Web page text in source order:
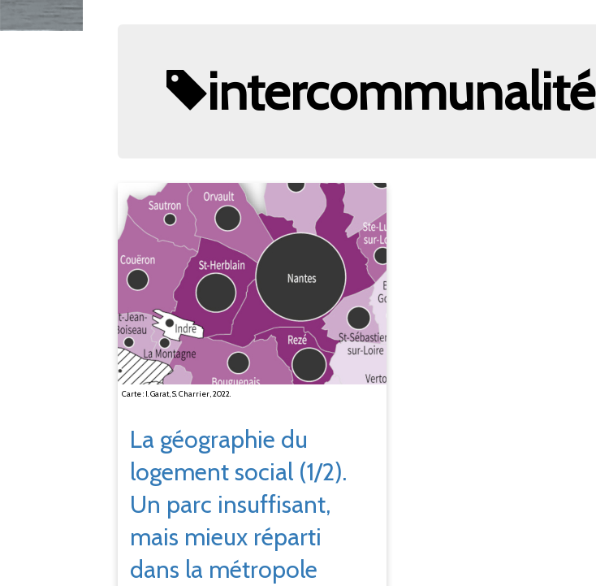
intercommunalité
Carte : I. Garat, S. Charrier, 2022.
La géographie du
logement social (1/2).
Un parc insuffisant,
mais mieux réparti
dans la métropole